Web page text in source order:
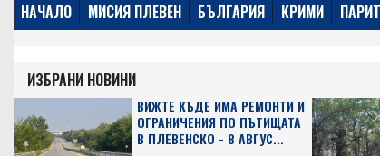
НАЧАЛО МИСИЯ ПЛЕВЕН БЪЛГАРИЯ КРИМИ
ИЗБРАНИ НОВИНИ
ВИЖТЕ КЪДЕ ИМА РЕМОНТИ И
ОГРАНИЧЕНИЯ ПО ПЪТИЩАТА
В ПЛЕВЕНСКО - 8 АВГУС...